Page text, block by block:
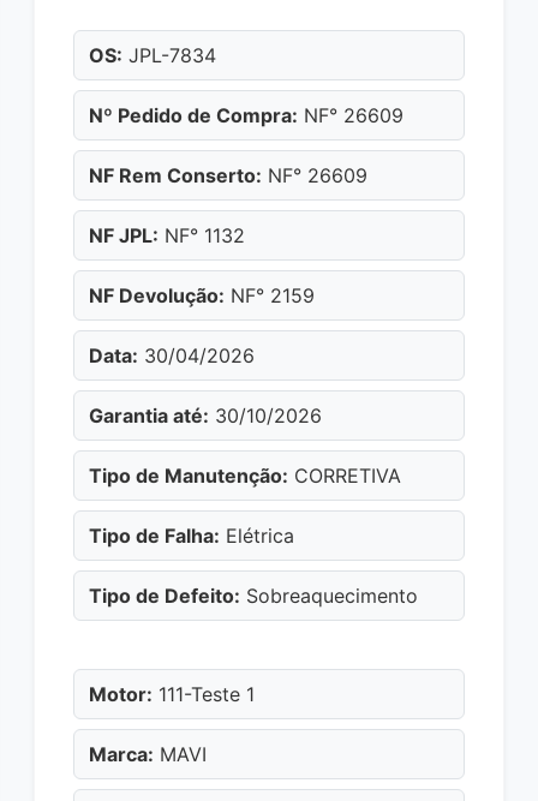
OS: JPL-7834
Nº Pedido de Compra: NF° 26609
NF Rem Conserto: NF° 26609
NF JPL: NF° 1132
NF Devolução: NF° 2159
Data: 30/04/2026
Garantia até: 30/10/2026
Tipo de Manutenção: CORRETIVA
Tipo de Falha: Elétrica
Tipo de Defeito: Sobreaquecimento
Motor: 111-Teste 1
Marca: MAVI